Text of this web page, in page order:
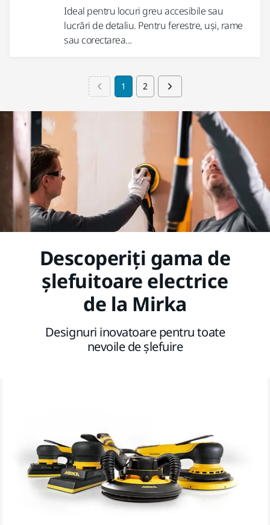
Ideal pentru locuri greu accesibile sau
lucrări de detaliu. Pentru ferestre, uși, rame
sau corectarea...
1 2
Descoperiți gama de
șlefuitoare electrice
de la Mirka
Designuri inovatoare pentru toate
nevoile de șlefuire